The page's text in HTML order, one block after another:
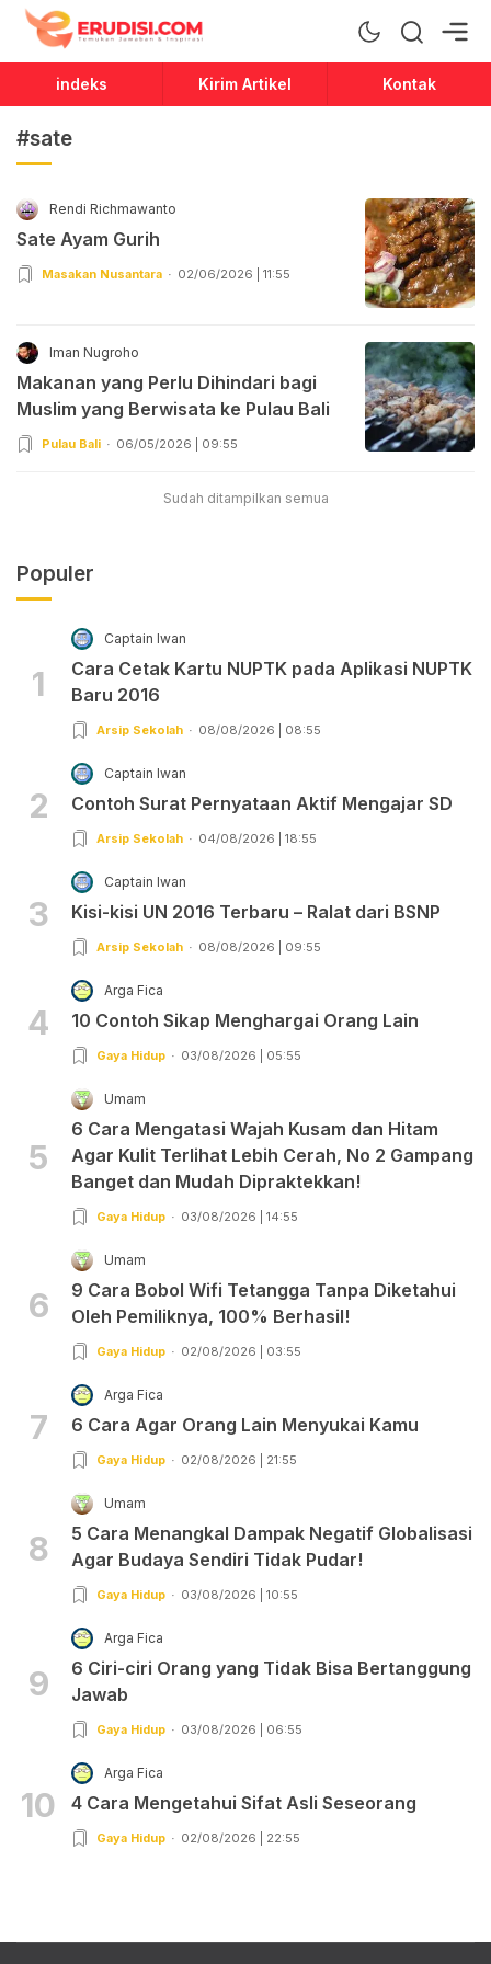
Erudisi
Temukan Jawaban dan Inspirasi
indeks Kirim Artikel Kontak
#sate
Rendi Richmawanto
Sate Ayam Gurih
Masakan Nusantara 02/06/2026 | 11:55
Iman Nugroho
Makanan yang Perlu Dihindari bagi
Muslim yang Berwisata ke Pulau Bali
Pulau Bali 06/05/2026 | 09:55
Sudah ditampilkan semua
Populer
1
Captain Iwan
Cara Cetak Kartu NUPTK pada Aplikasi NUPTK
Baru 2016
Arsip Sekolah 08/08/2026 | 08:55
2
Captain Iwan
Contoh Surat Pernyataan Aktif Mengajar SD
Arsip Sekolah 04/08/2026 | 18:55
3
Captain Iwan
Kisi-kisi UN 2016 Terbaru – Ralat dari BSNP
Arsip Sekolah 08/08/2026 | 09:55
4
Arga Fica
10 Contoh Sikap Menghargai Orang Lain
Gaya Hidup 03/08/2026 | 05:55
5
Umam
6 Cara Mengatasi Wajah Kusam dan Hitam
Agar Kulit Terlihat Lebih Cerah, No 2 Gampang
Banget dan Mudah Dipraktekkan!
Gaya Hidup 03/08/2026 | 14:55
6
Umam
9 Cara Bobol Wifi Tetangga Tanpa Diketahui
Oleh Pemiliknya, 100% Berhasil!
Gaya Hidup 02/08/2026 | 03:55
7
Arga Fica
6 Cara Agar Orang Lain Menyukai Kamu
Gaya Hidup 02/08/2026 | 21:55
8
Umam
5 Cara Menangkal Dampak Negatif Globalisasi
Agar Budaya Sendiri Tidak Pudar!
Gaya Hidup 03/08/2026 | 10:55
9
Arga Fica
6 Ciri-ciri Orang yang Tidak Bisa Bertanggung
Jawab
Gaya Hidup 03/08/2026 | 06:55
10
Arga Fica
4 Cara Mengetahui Sifat Asli Seseorang
Gaya Hidup 02/08/2026 | 22:55